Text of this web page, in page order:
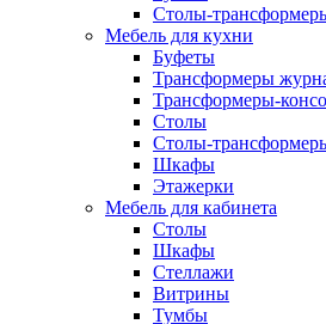
Столы-
Мебель для кухни
Буфеты
Трансформеры
Трансформеры-
Столы
Столы-
Шкафы
Этажерки
Мебель для кабинета
Столы
Шкафы
Стеллажи
Витрины
Тумбы